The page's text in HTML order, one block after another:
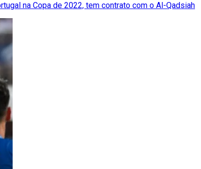
na Copa de 2022, tem contrato com o Al-Qadsiah